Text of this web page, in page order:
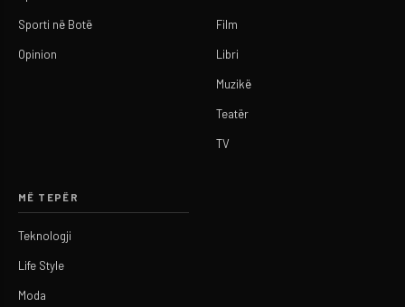
Sporti në Botë
Opinion
Film
Libri
Muzikë
Teatër
TV
MË TEPËR
Teknologji
Life Style
Moda